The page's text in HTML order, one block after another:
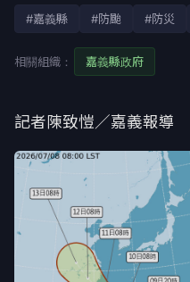
#嘉義縣 #防颱 #防災
相關組織： 嘉義縣政府
記者陳致愷／嘉義報導